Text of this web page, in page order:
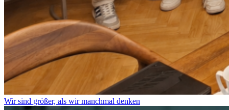
Wir sind größer, als wir manchmal denken